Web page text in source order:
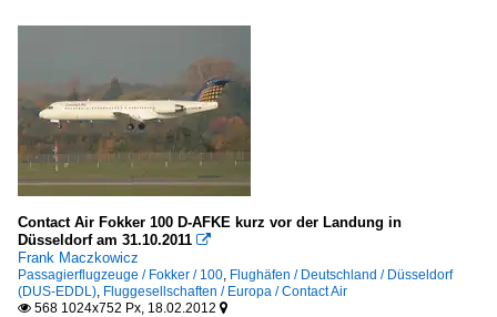
Contact Air Fokker 100 D-AFKE kurz vor der Landung in
Düsseldorf am 31.10.2011 
Frank Maczkowicz
Passagierflugzeuge / Fokker / 100, Flughäfen / Deutschland / Düsseldorf
(DUS-EDDL), Fluggesellschaften / Europa / Contact Air
 568 1024x752 Px, 18.02.2012 